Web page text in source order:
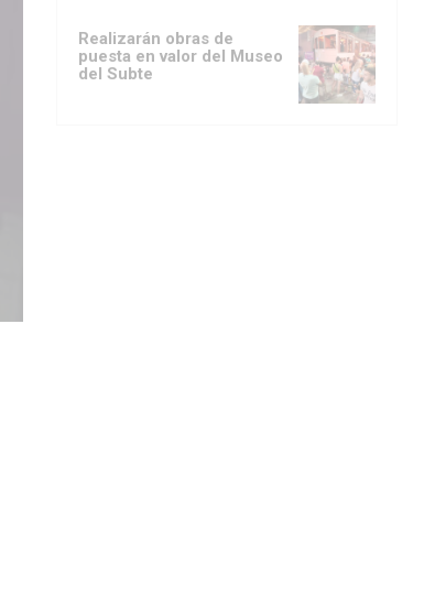
Realizarán obras de
puesta en valor del Museo
del Subte